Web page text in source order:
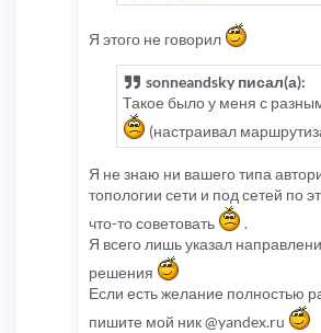
Я этого не говорил
sonneandsky писал(а):
Такое было у меня с
(настраивал
Я не знаю ни вашего типа
топологии сети и под сетей по
что-то советовать
.
Я всего лишь указал
решения
Если есть желание полностью
пишите мой ник @yandex.ru